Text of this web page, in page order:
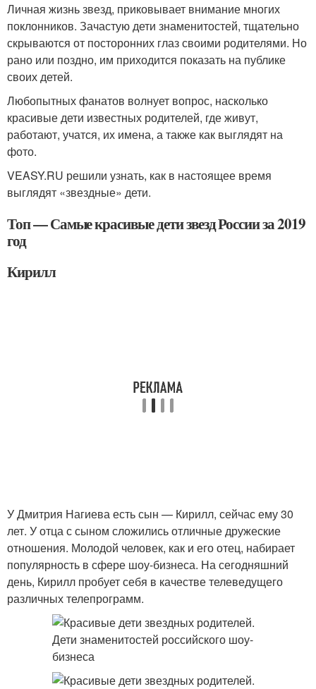
Личная жизнь звезд, приковывает внимание многих
поклонников. Зачастую дети знаменитостей, тщательно
скрываются от посторонних глаз своими родителями. Но
рано или поздно, им приходится показать на публике
своих детей.
Любопытных фанатов волнует вопрос, насколько
красивые дети известных родителей, где живут,
работают, учатся, их имена, а также как выглядят на
фото.
VEASY.RU решили узнать, как в настоящее время
выглядят «звездные» дети.
Топ — Самые красивые дети звезд России за 2019
год
Кирилл
У Дмитрия Нагиева есть сын — Кирилл, сейчас ему 30
лет. У отца с сыном сложились отличные дружеские
отношения. Молодой человек, как и его отец, набирает
популярность в сфере шоу-бизнеса. На сегодняшний
день, Кирилл пробует себя в качестве телеведущего
различных телепрограмм.